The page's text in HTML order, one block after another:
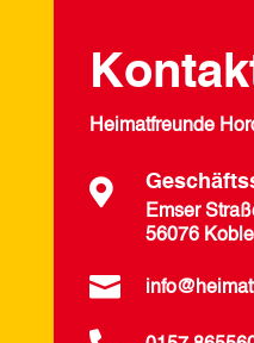
Heimatfreunde

Emser
56076
